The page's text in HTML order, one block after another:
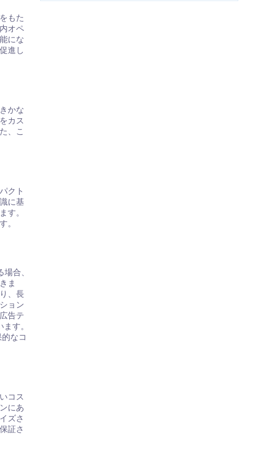
もた
オペ
にな
進し
かな
カス
、こ
クト
に基
す。
。
合、
ま
、長
ョン
告テ
す。
なコ
コス
にあ
ズさ
証さ